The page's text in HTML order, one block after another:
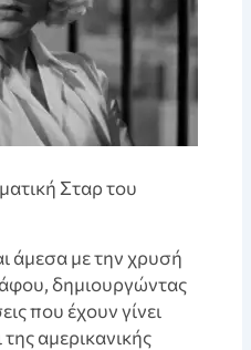
Σταρ του
άμεσα με την χρυσή
δημιουργώντας
που έχουν γίνει
αμερικανικής